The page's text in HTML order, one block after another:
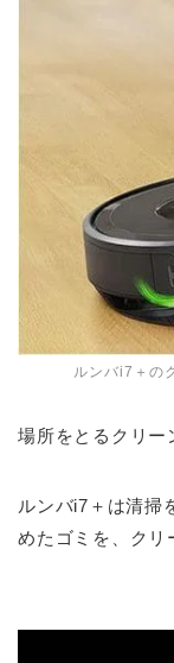
ルンバi7＋の
場所をとるクリー
ルンバi7＋は清掃
めたゴミを、クリ